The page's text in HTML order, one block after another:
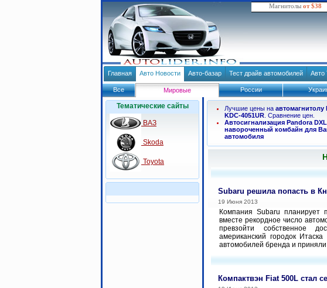
Магнитолы от $38
Главная Авто Новости Авто-базар Тест драйв автомобилей Авто
Все Мировые России
Тематические сайты
ВАЗ
Skoda
Toyota
Лучшие цены на автомагнитолу
KDC-4051UR . Сравнение цен.
Автосигнализация Pandora
навороченный комбайн для
автомобиля
Subaru решила попасть в
19 Июня 2013
Компания Subaru планирует
вместе рекордное число
превзойти собственное
американский городок
автомобилей бренда и приняли
Компактвэн Fiat 500L стал